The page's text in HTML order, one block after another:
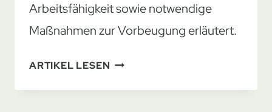
Arbeitsfähigkeit sowie notwendige
Maßnahmen zur Vorbeugung erläutert.
ARTIKEL LESEN FLÖHE